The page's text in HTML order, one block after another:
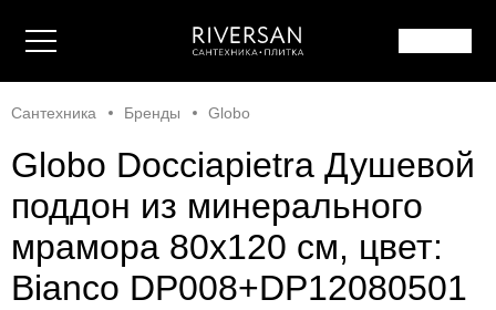
Сантехника Бренды Globo
Globo Docciapietra Душевой
поддон из минерального
мрамора 80x120 см, цвет:
Bianco DP008+DP12080501